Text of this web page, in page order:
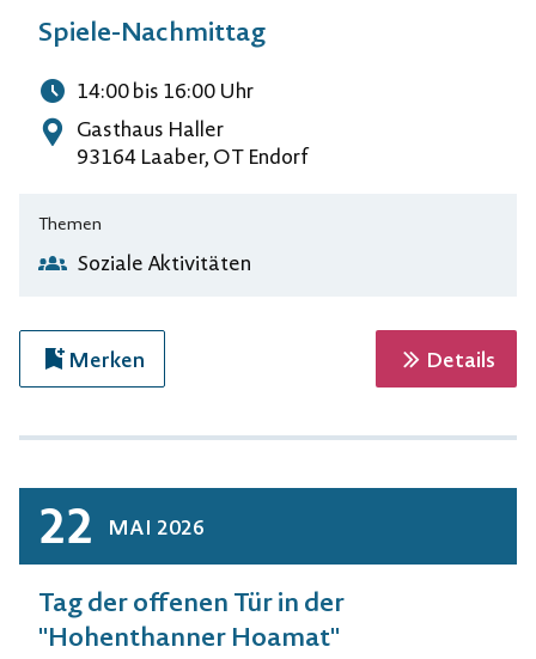
Spiele-Nachmittag
Uhrzeit
14:00bis 16:00 Uhr
Adresse
Gasthaus Haller
93164 Laaber, OT Endorf
Themen
Soziale Aktivitäten
Merken Details
Tag der offenen Tür in der
"Hohenthanner Hoamat"
22 MAI 2026